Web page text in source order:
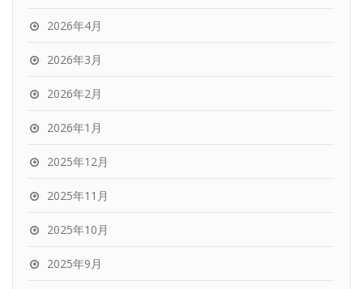
2026年4月
2026年3月
2026年2月
2026年1月
2025年12月
2025年11月
2025年10月
2025年9月